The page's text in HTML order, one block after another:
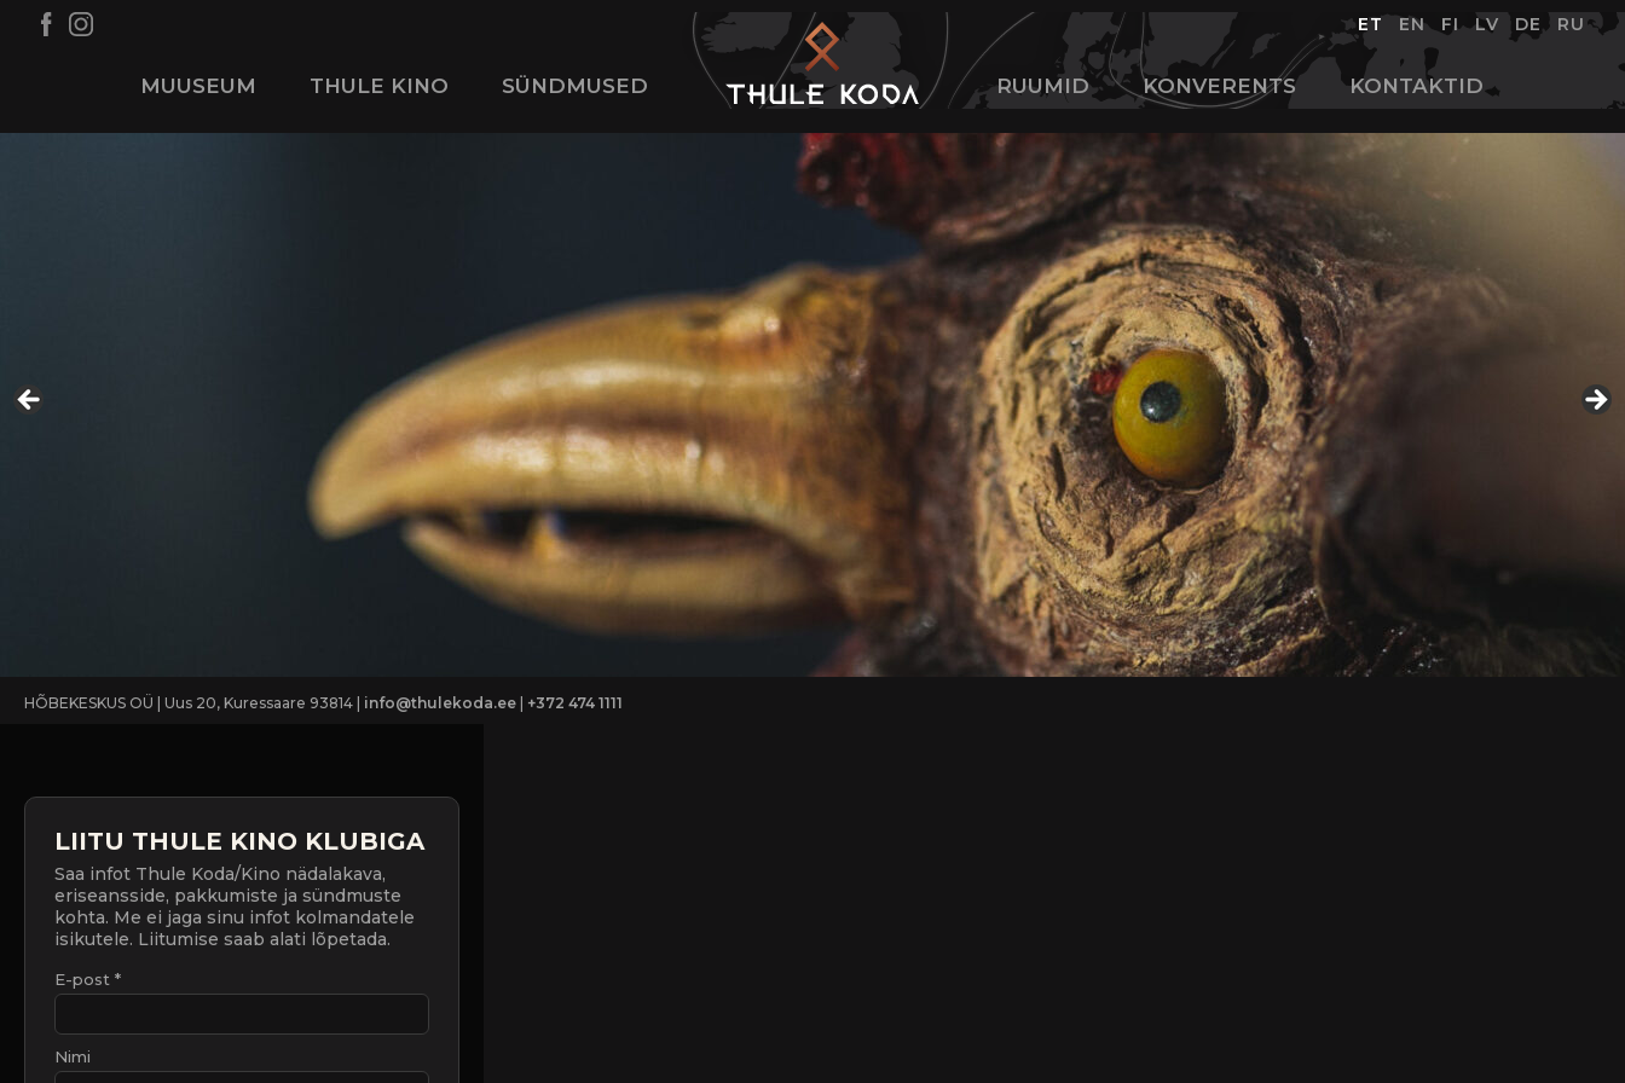
ET EN FI LV DE RU
MUUSEUM THULE KINO SÜNDMUSED RUUMID KONVERENTS KONTAKTID
HÕBEKESKUS OÜ | Uus 20, Kuressaare 93814 | info@thulekoda.ee | +372 474 1111
LIITU THULE KINO KLUBIGA
Saa infot Thule Koda/Kino nädalakava,
eriseansside, pakkumiste ja sündmuste
kohta. Me ei jaga sinu infot kolmandatele
isikutele. Liitumise saab alati lõpetada.
E-post *
Nimi